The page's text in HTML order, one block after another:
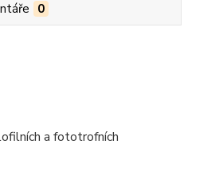
0
a fototrofních